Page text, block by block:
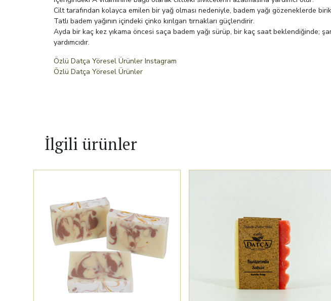
Cilt tarafından kolayca emilen bir yağ olması nedeniyle, badem yağı gözeneklerde
Tatlı badem yağının içindeki çinko kırılgan tırnakları güçlendirir.
Ayda bir kaç kez yıkama öncesi saça badem yağı sürüp, bir kaç saat beklendiğinde;
yardımcıdır.
Özlü Datça Yöresel Ürünler Instagram
Özlü Datça Yöresel Ürünler
İlgili ürünler